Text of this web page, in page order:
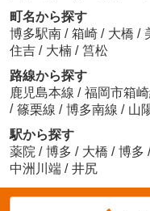
町名から探す
博多駅南 / 箱崎 / 大橋 /
住吉 / 大楠 / 筥松
路線から探す
鹿児島本線 / 福岡市箱
/ 篠栗線 / 博多南線 / 山
駅から探す
薬院 / 博多 / 大橋 / 博多 /
中洲川端 / 井尻